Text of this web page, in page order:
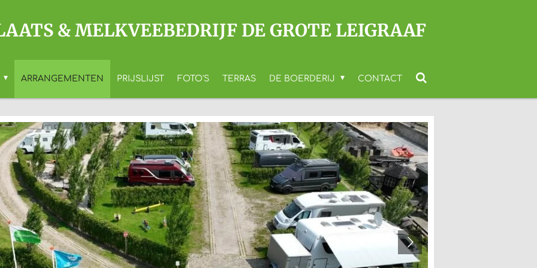
& MELKVEEBEDRIJF DE GROTE LEIGRAAF
ARRANGEMENTEN PRIJSLIJST FOTO'S TERRAS DE BOERDERIJ CONTACT